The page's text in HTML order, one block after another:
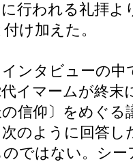
行われる礼拝よ
け加えた。
ンタビューの中
イマームが終
信仰〕をめぐ
のように回答
ではない。シ